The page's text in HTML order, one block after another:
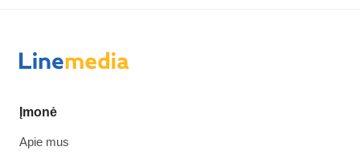
Įmonė
Apie mus